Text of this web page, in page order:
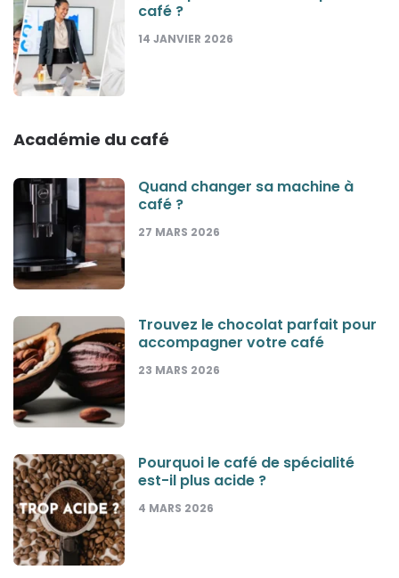
café ?
14 JANVIER 2026
Académie du café
Quand changer sa machine à
café ?
27 MARS 2026
Trouvez le chocolat parfait pour
accompagner votre café
23 MARS 2026
Pourquoi le café de spécialité
est-il plus acide ?
4 MARS 2026